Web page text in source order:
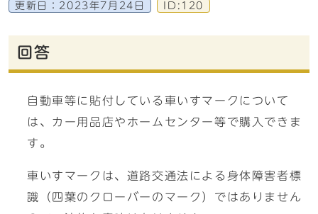
更新日： 2023年7月24日 ID:120
回答
自動車等に貼付している車いすマークについて
は、カー用品店やホームセンター等で購入できま
す。
車いすマークは、道路交通法による身体障害者標
識（四葉のクローバーのマーク）ではありません